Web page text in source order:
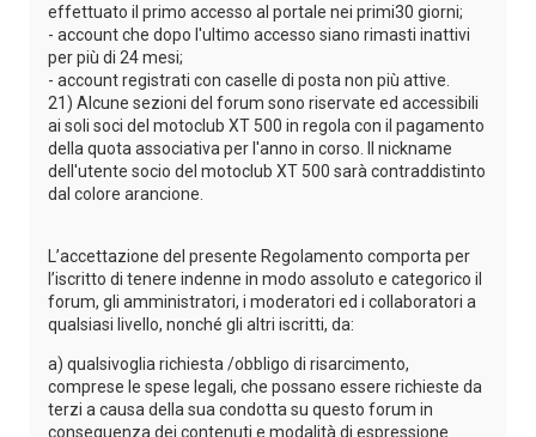
effettuato il primo accesso al portale nei primi30 giorni;
- account che dopo l'ultimo accesso siano rimasti inattivi
per più di 24 mesi;
- account registrati con caselle di posta non più attive.
21) Alcune sezioni del forum sono riservate ed accessibili
ai soli soci del motoclub XT 500 in regola con il pagamento
della quota associativa per l'anno in corso. Il nickname
dell'utente socio del motoclub XT 500 sarà contraddistinto
dal colore arancione.
L’accettazione del presente Regolamento comporta per
l’iscritto di tenere indenne in modo assoluto e categorico il
forum, gli amministratori, i moderatori ed i collaboratori a
qualsiasi livello, nonché gli altri iscritti, da:
a) qualsivoglia richiesta /obbligo di risarcimento,
comprese le spese legali, che possano essere richieste da
terzi a causa della sua condotta su questo forum in
conseguenza dei contenuti e modalità di espressione